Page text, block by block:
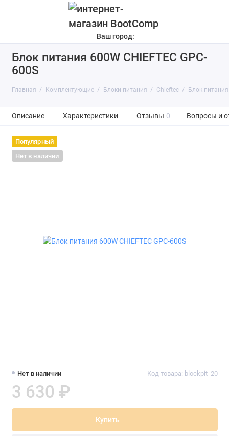
Ваш город:
Блок питания 600W CHIEFTEC GPC-
600S
Главная Комплектующие Блоки питания Chieftec Блок питания
Описание Характеристики Отзывы 0 Вопросы и
Популярный
Нет в наличии
Нет в наличии Код товара: blockpit_20
3 630 ₽
Купить